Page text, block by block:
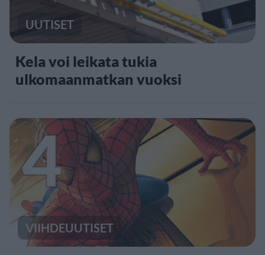
UUTISET
Kela voi leikata tukia
ulkomaanmatkan vuoksi
4
VIIHDEUUTISET